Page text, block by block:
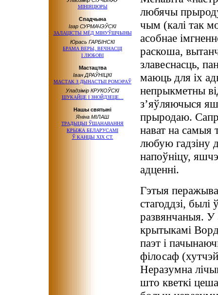
МІНІЯЦЮРЫ
Спадчына
Ігар СУРМАЧЭЎСКІ
ЗАЛАЦІСТЫ МЁД МІНУЎШЧЫНЫ
Юрась ГАРБІНСКІ
БРАМА ВЕРЫ, ВЕЧНАСЦІ
І ЛЮБОВІ
Мастацтва
Іван ДРАЎНІЦКІ
МАСТАК З ДЫНАСТЫІ РОМЭРАЎ
Уладзімір КРУКОЎСКІ
ШУКАЙЦЕ І ЗНОЙДЗЕЦЕ…
Нашы святыні
Яніна МІЛАШ
ТРАДЫЦЫІ ЎШАНАВАННЯ
КРЫЖА БЕЛАРУСАМІ
Ў КАНЦЫ ХІХ СТ.
любячы
чым (калі так
асобнае
раскоша,
злавеснасць,
маюць для іх
непрыкметны
з’яўляючыся
прыродаю.
нават на самыя
любую гадзіну
напоўніцу,
адценні.
Гэтыя
стагоддзі,
развянчаныя. У
крытыкамі
паэт і
філосаф
Неразумна
што кветкі